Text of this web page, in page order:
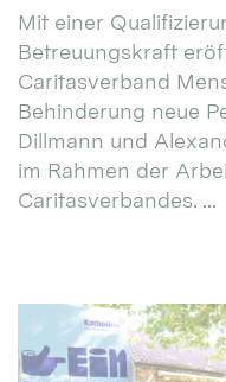
Mit einer
Betreuungskraft
Caritasverband
Behinderung neue
Dillmann und
im Rahmen der
Caritasverbandes. ...